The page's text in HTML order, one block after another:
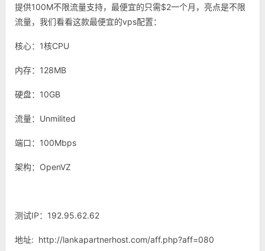
提供100M不限流量支持，最便宜的只需$2一个月，亮点是不限
流量，我们看看这款最便宜的vps配置：
核心：1核CPU
内存：128MB
硬盘：10GB
流量：Unmilited
端口：100Mbps
架构：OpenVZ
测试IP：192.95.62.62
地址: http://lankapartnerhost.com/aff.php?aff=080